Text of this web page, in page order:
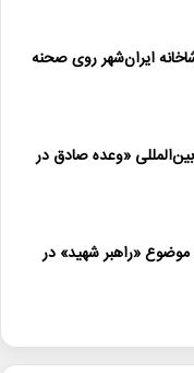
ایران‌شهر روی صحنه
«وعده صادق در
با موضوع «راهبر شهید» در